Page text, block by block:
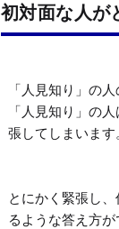
初対面な人が
「人見知り」の
「人見知り」の
張してしまいます
とにかく緊張し
るような答え方